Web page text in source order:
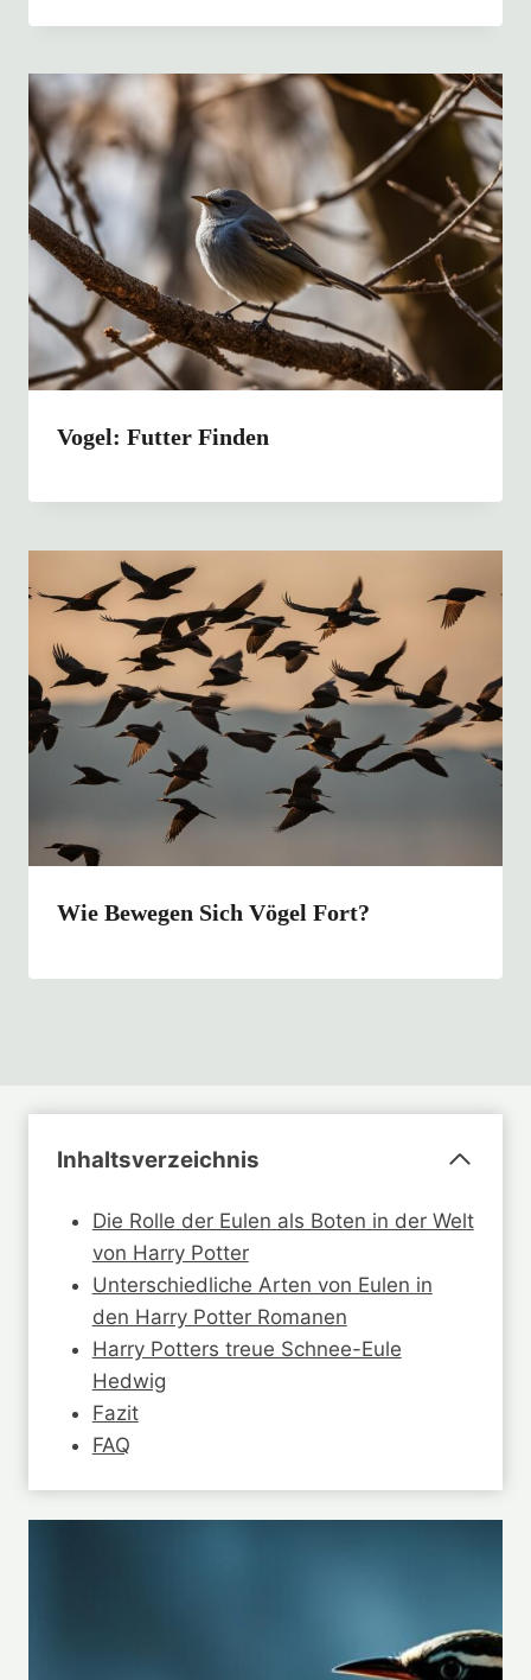
Vogel: Futter Finden
Wie Bewegen Sich Vögel Fort?
Inhaltsverzeichnis
Die Rolle der Eulen als Boten in der Welt
von Harry Potter
Unterschiedliche Arten von Eulen in
den Harry Potter Romanen
Harry Potters treue Schnee-Eule
Hedwig
Fazit
FAQ